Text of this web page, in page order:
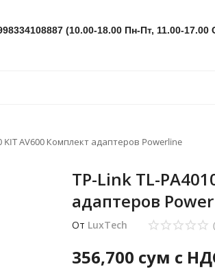
(10.00-18.00 Пн-Пт, 11.00-17.00
KIT AV600 Комплект адаптеров Powerline
TP-Link TL-
адаптеров
От LuxTech
356,700 сум с